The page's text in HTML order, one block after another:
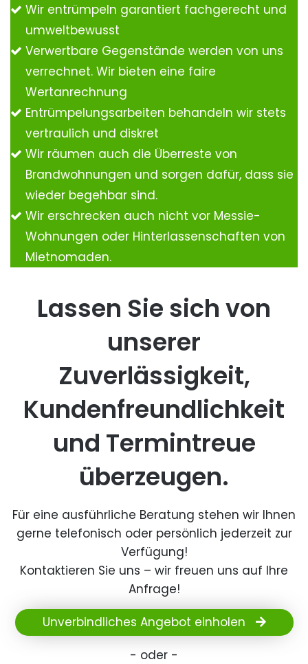
Wir entrümpeln garantiert fachgerecht und
umweltbewusst
Verwertbare Gegenstände werden von uns
verrechnet. Wir bieten eine faire
Wertanrechnung
Entrümpelungsarbeiten behandeln wir stets
vertraulich und diskret
Wir räumen auch die Überreste von
Brandwohnungen und sorgen dafür, dass sie
wieder begehbar sind.
Wir erschrecken auch nicht vor Messie-
Wohnungen oder Hinterlassenschaften von
Mietnomaden.
Lassen Sie sich von
unserer
Zuverlässigkeit,
Kundenfreundlichkeit
und Termintreue
überzeugen.
Für eine ausführliche Beratung stehen wir Ihnen
gerne telefonisch oder persönlich jederzeit zur
Verfügung!
Kontaktieren Sie uns – wir freuen uns auf Ihre
Anfrage!
Unverbindliches Angebot einholen
- oder -